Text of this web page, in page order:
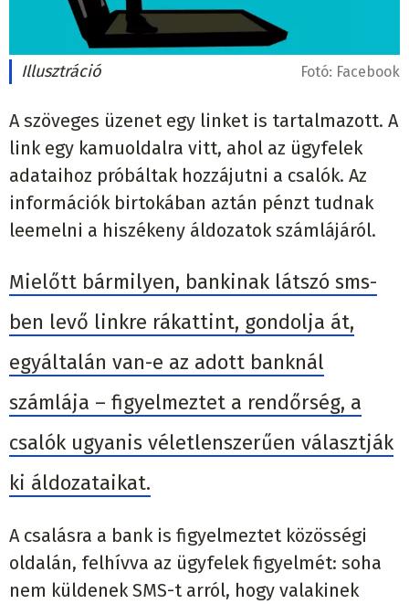
Illusztráció Fotó: Facebook
A szöveges üzenet egy linket is tartalmazott. A
link egy kamuoldalra vitt, ahol az ügyfelek
adataihoz próbáltak hozzájutni a csalók. Az
információk birtokában aztán pénzt tudnak
leemelni a hiszékeny áldozatok számlájáról.
Mielőtt bármilyen, bankinak látszó sms-
ben levő linkre rákattint, gondolja át,
egyáltalán van-e az adott banknál
számlája – figyelmeztet a rendőrség, a
csalók ugyanis véletlenszerűen választják
ki áldozataikat.
A csalásra a bank is figyelmeztet közösségi
oldalán, felhívva az ügyfelek figyelmét: soha
nem küldenek SMS-t arról, hogy valakinek